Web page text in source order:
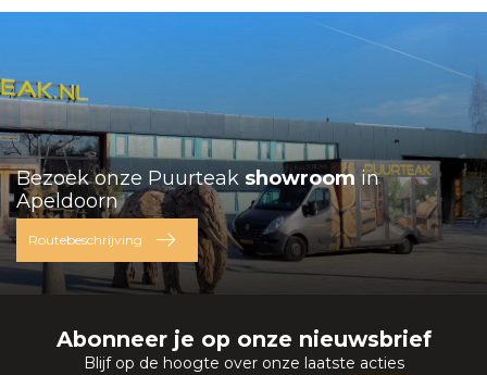
Bezoek onze Puurteak showroom in
Apeldoorn
Routebeschrijving
Abonneer je op onze nieuwsbrief
Blijf op de hoogte over onze laatste acties